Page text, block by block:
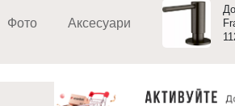
Фото Аксесуари